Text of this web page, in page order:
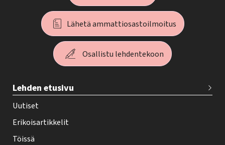
Lähetä ammattiosastoilmoitus
Osallistu lehdentekoon
e
h
y
-
Lehden etusivu
Uutiset
Erikoisartikkelit
Töissä